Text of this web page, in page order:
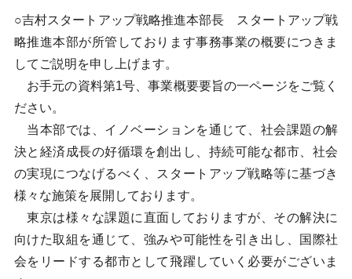
○吉村スタートアップ戦略推進本部長 スタートアップ戦
略推進本部が所管しております事務事業の概要につきま
してご説明を申し上げます。
お手元の資料第1号、事業概要要旨の一ページをご覧く
ださい。
当本部では、イノベーションを通じて、社会課題の解
決と経済成長の好循環を創出し、持続可能な都市、社会
の実現につなげるべく、スタートアップ戦略等に基づき
様々な施策を展開しております。
東京は様々な課題に直面しておりますが、その解決に
向けた取組を通じて、強みや可能性を引き出し、国際社
会をリードする都市として飛躍していく必要がございま